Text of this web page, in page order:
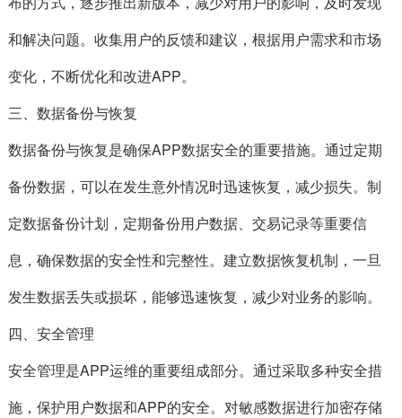
和解决问题。收集用户的反馈和建议，根据用户需求和市场
变化，不断优化和改进APP。
三、数据备份与恢复
数据备份与恢复是确保APP数据安全的重要措施。通过定期
备份数据，可以在发生意外情况时迅速恢复，减少损失。制
定数据备份计划，定期备份用户数据、交易记录等重要信
息，确保数据的安全性和完整性。建立数据恢复机制，一旦
发生数据丢失或损坏，能够迅速恢复，减少对业务的影响。
四、安全管理
安全管理是APP运维的重要组成部分。通过采取多种安全措
施，保护用户数据和APP的安全。对敏感数据进行加密存储